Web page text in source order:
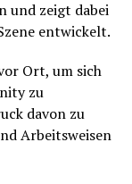
und zeigt dabei
entwickelt.
Ort, um sich
zu
davon zu
Arbeitsweisen